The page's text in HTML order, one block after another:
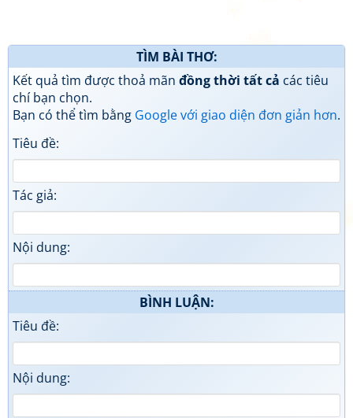
TÌM BÀI THƠ:
Kết quả tìm được thoả mãn đồng thời tất cả các tiêu
chí bạn chọn.
Bạn có thể tìm bằng Google với giao diện đơn giản hơn.
Tiêu đề:
Tác giả:
Nội dung:
BÌNH LUẬN:
Tiêu đề:
Nội dung: